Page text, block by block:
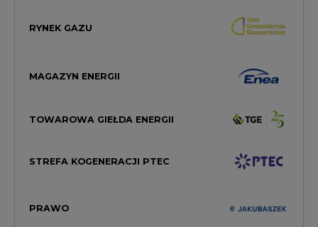
RYNEK GAZU
MAGAZYN ENERGII
TOWAROWA GIEŁDA ENERGII
STREFA KOGENERACJI PTEC
PRAWO